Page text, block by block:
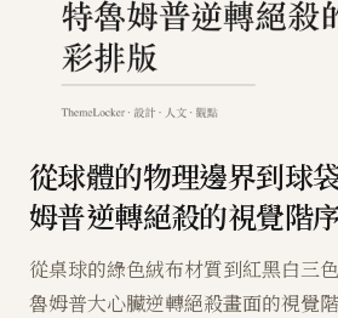
從球體的物理邊界到球
姆普逆轉絕殺的視覺階
從桌球的綠色絨布材質到紅黑白三
魯姆普大心臟逆轉絕殺畫面的視覺